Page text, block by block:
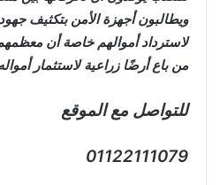
ويطالبون أجهزة الأمن بتكثيف
لاسترداد أموالهم خاصة أن
من باع أرضًا زراعية لاستثمار
للتواصل مع الموقع
01122111079